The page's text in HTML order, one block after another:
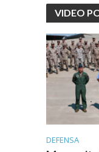
VIDEO
DEFENSA